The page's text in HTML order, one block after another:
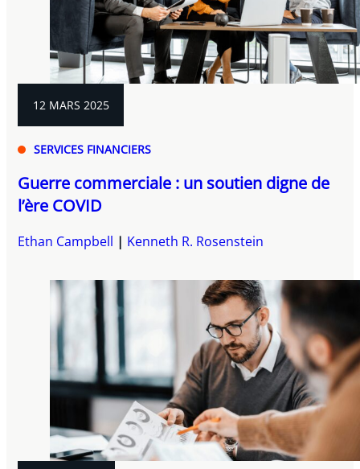
12 MARS 2025
SERVICES FINANCIERS
Guerre commerciale : un soutien digne de
l’ère COVID
Ethan Campbell Kenneth R. Rosenstein